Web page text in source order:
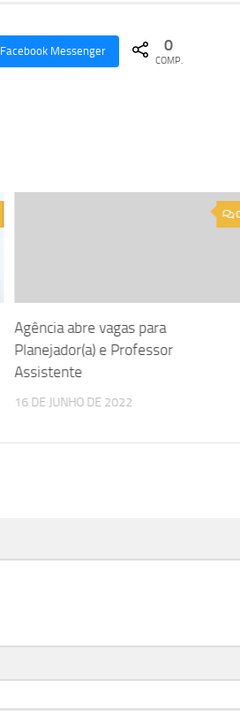
Facebook Messenger 0
COMP.
Agência abre vagas para
Planejador(a) e Professor
Assistente
16 DE JUNHO DE 2022